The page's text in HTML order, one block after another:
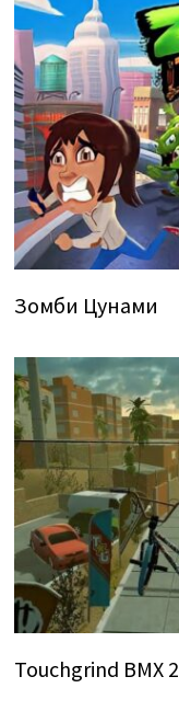
Зомби Цунами
Touchgrind BMX 2